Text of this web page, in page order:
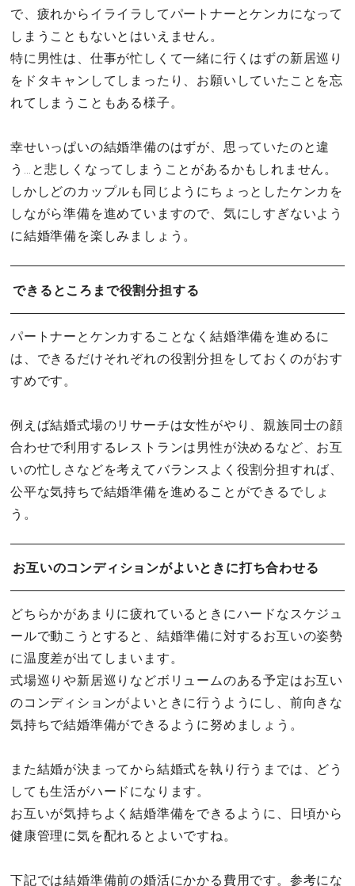
で、疲れからイライラしてパートナーとケンカになって
しまうこともないとはいえません。
特に男性は、仕事が忙しくて一緒に行くはずの新居巡り
をドタキャンしてしまったり、お願いしていたことを忘
れてしまうこともある様子。
幸せいっぱいの結婚準備のはずが、思っていたのと違
う…と悲しくなってしまうことがあるかもしれません。
しかしどのカップルも同じようにちょっとしたケンカを
しながら準備を進めていますので、気にしすぎないよう
に結婚準備を楽しみましょう。
できるところまで役割分担する
パートナーとケンカすることなく結婚準備を進めるに
は、できるだけそれぞれの役割分担をしておくのがおす
すめです。
例えば結婚式場のリサーチは女性がやり、親族同士の顔
合わせで利用するレストランは男性が決めるなど、お互
いの忙しさなどを考えてバランスよく役割分担すれば、
公平な気持ちで結婚準備を進めることができるでしょ
う。
お互いのコンディションがよいときに打ち合わせる
どちらかがあまりに疲れているときにハードなスケジュ
ールで動こうとすると、結婚準備に対するお互いの姿勢
に温度差が出てしまいます。
式場巡りや新居巡りなどボリュームのある予定はお互い
のコンディションがよいときに行うようにし、前向きな
気持ちで結婚準備ができるように努めましょう。
また結婚が決まってから結婚式を執り行うまでは、どう
しても生活がハードになります。
お互いが気持ちよく結婚準備をできるように、日頃から
健康管理に気を配れるとよいですね。
下記では結婚準備前の婚活にかかる費用です。参考にな